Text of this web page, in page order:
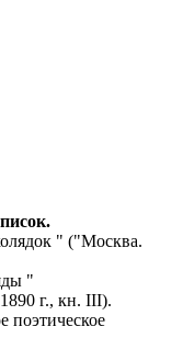
" ("Москва.
"
г., кн. III).
поэтическое